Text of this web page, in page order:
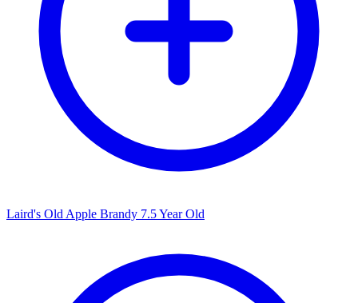
Laird's Old Apple Brandy 7.5 Year Old